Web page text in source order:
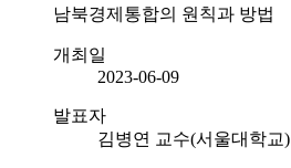
남북경제통합의 원칙과 방법
개최일
2023-06-09
발표자
김병연 교수(서울대학교)